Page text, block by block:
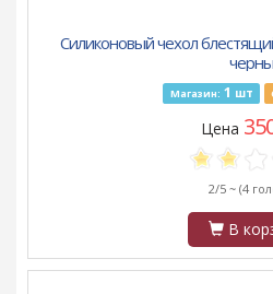
Силиконовый чехол
Магазин: 1 шт
Цена
2/5 ~ (4
В